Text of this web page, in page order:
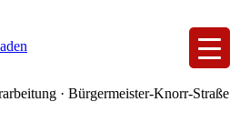
· Bürgermeister-Knorr-Straße